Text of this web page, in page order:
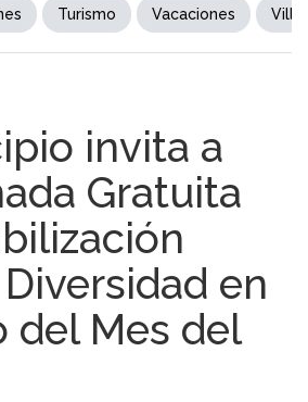
Turismo Vacaciones Villa
invita a
Gratuita
en
del Mes del